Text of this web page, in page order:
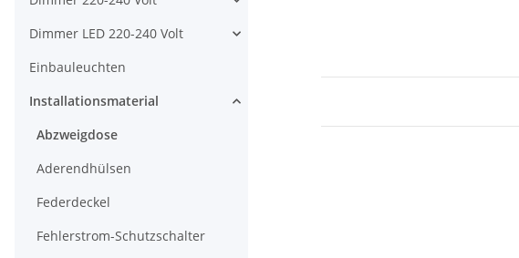
Dimmer LED 220-240 Volt
Einbauleuchten
Installationsmaterial
Abzweigdose
Aderendhülsen
Federdeckel
Fehlerstrom-Schutzschalter